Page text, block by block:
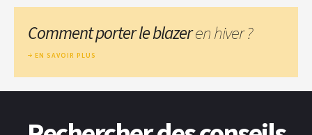
Comment porter le blazeren hiver ?
EN SAVOIR PLUS